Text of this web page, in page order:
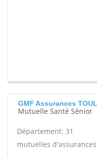
GMF Assurances
Mutuelle Santé Sénior
Département: 31
mutuelles d'assurances